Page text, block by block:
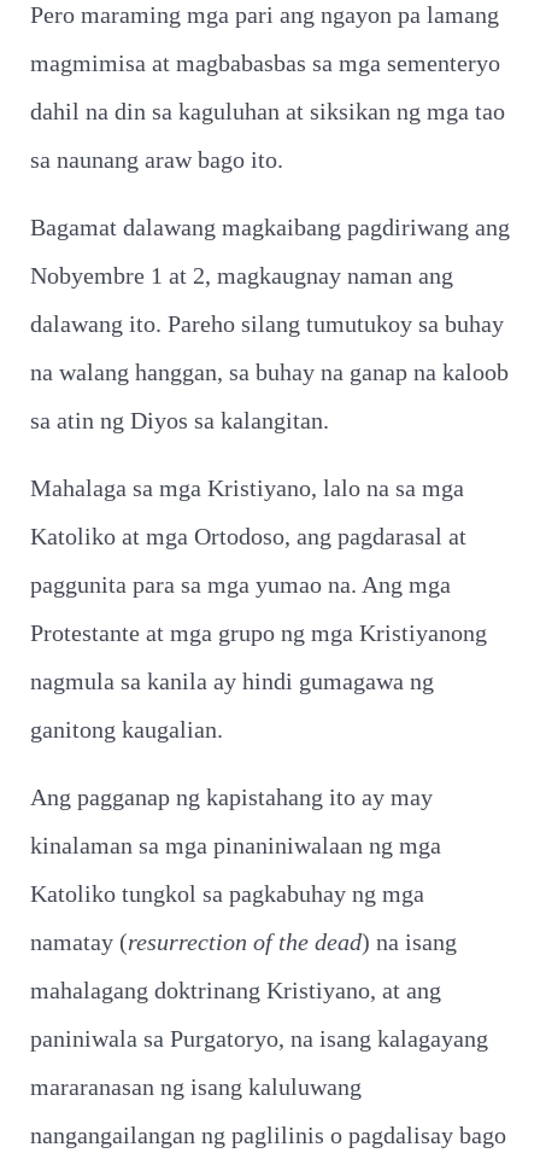
Pero maraming mga pari ang ngayon pa lamang
magmimisa at magbabasbas sa mga sementeryo
dahil na din sa kaguluhan at siksikan ng mga tao
sa naunang araw bago ito.
Bagamat dalawang magkaibang pagdiriwang ang
Nobyembre 1 at 2, magkaugnay naman ang
dalawang ito. Pareho silang tumutukoy sa buhay
na walang hanggan, sa buhay na ganap na kaloob
sa atin ng Diyos sa kalangitan.
Mahalaga sa mga Kristiyano, lalo na sa mga
Katoliko at mga Ortodoso, ang pagdarasal at
paggunita para sa mga yumao na. Ang mga
Protestante at mga grupo ng mga Kristiyanong
nagmula sa kanila ay hindi gumagawa ng
ganitong kaugalian.
Ang pagganap ng kapistahang ito ay may
kinalaman sa mga pinaniniwalaan ng mga
Katoliko tungkol sa pagkabuhay ng mga
namatay (resurrection of the dead) na isang
mahalagang doktrinang Kristiyano, at ang
paniniwala sa Purgatoryo, na isang kalagayang
mararanasan ng isang kaluluwang
nangangailangan ng paglilinis o pagdalisay bago